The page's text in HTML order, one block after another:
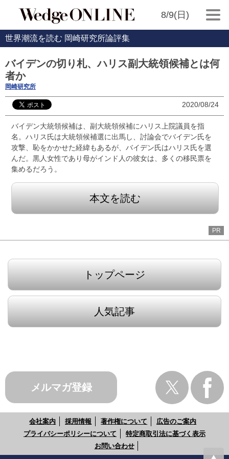
8/9(日)
世界潮流を読む 岡崎研究所論評集
バイデンの切り札、ハリス副大統領候補とは何
者か
岡崎研究所
2020/08/24
バイデン大統領候補は、副大統領候補にハリス上院議員を指
名。ハリス氏は大統領候補選に出馬し、討論会でバイデン氏を
攻撃、恥をかかせた経緯もあるが、バイデン氏はハリス氏を選
んだ。黒人女性であり母がインド人の彼女は、多くの移民票を
集めるだろう。
本文を読む
PR
トップページ
人気記事
メルマガ登録
会社案内 採用情報 著作権について
広告のご案内
プライバシーポリシーについて
特定商取引法に基づく表示
お問い合わせ